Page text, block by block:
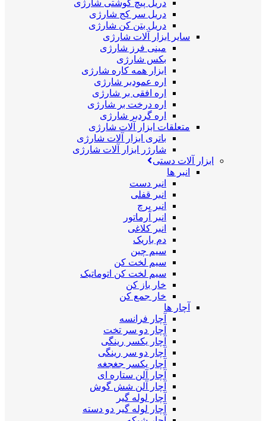
دریل پیچ گوشتی شارژی
دریل سر کج شارژی
دریل بتن کن شارژی
سایر ابزار آلات شارژی
مینی فرز شارژی
بکس شارژی
ابزار همه کاره شارژی
اره عمودبر شارژی
اره افقی بر شارژی
اره درخت بر شارژی
اره گردبر شارژی
متعلقات ابزار آلات شارژی
باتری ابزار آلات شارژی
شارژر ابزار آلات شارژی
ابزار آلات دستی
انبر ها
انبر دست
انبر قفلی
انبر پرچ
انبر آرماتور
انبر کلاغی
دم باریک
سیم چین
سیم لخت کن
سیم لخت کن اتوماتیک
خار باز کن
خار جمع کن
آچار ها
آچار فرانسه
آچار دو سر تخت
آچار یکسر رینگی
آچار دو سر رینگی
آچار یکسر جغجغه
آچار آلن ستاره ای
آچار آلن شش گوش
آچار لوله گیر
آچار لوله گیر دو دسته